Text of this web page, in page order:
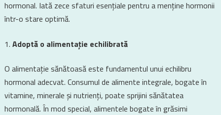
hormonal. Iată zece sfaturi esențiale pentru a menține hormonii
într-o stare optimă.
Adoptă o alimentație echilibrată
O alimentație sănătoasă este fundamentul unui echilibru
hormonal adecvat. Consumul de alimente integrale, bogate în
vitamine, minerale și nutrienți, poate sprijini sănătatea
hormonală. În mod special, alimentele bogate în grăsimi